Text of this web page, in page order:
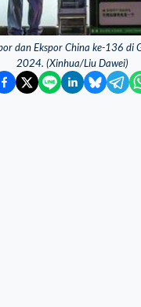
dan Ekspor China ke-136
2024. (Xinhua/Liu Dawei)